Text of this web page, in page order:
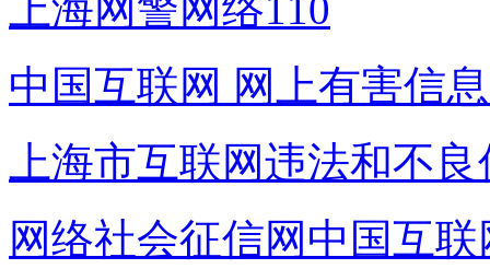
中国互联网 网上有害信
上海市互联网违法和不
网络社会征信网 中国互